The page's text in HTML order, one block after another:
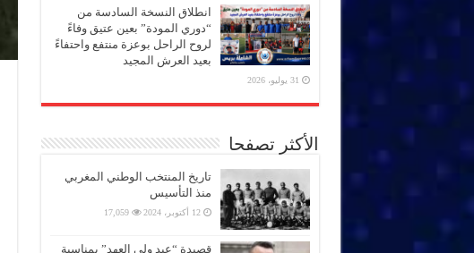
انطلاق النسخة السادسة من
“دوري المودة” بعين عتيق وفاءً
لروح الراحل بوعزة منتفع واحتفاءً
بعيد العرش المجيد
31 يوليو، 2026
الأكثر تصفحا
تاريخ المنتخب الوطني المغربي
منذ التأسيس
12 أكتوبر، 2024 17,059
قصيدة “عيد ولي العهد” بمناسبة